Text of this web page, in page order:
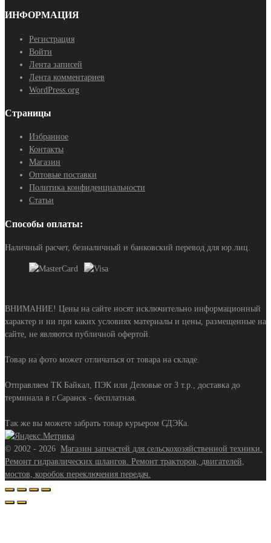
ИНФОРМАЦИЯ
Регистрация
Войти
Лента записей
Лента комментариев
WordPress.org
Страницы
Избранное
Контакты
Магазин
Оптовые поставки
Политика конфиденциальности
Статьи
Способы оплаты:
Наличный расчет, безналичный и банковский перевод для юр.лиц.
ВНИМАНИЕ! Цены на сайте носят исключительно информационный
характер и ни при каких условиях материалы и цены, размещенные на
сайте, не являются публичной офертой.
Товар на фото может отличаться от товара на складе.
Отправляем ТК Байкал, ПЭК или Деловые от 3 т.р., доставка до
терминала в г.Саранск - бесплатная.
Так же вы можете забрать товар курьером СДЭКа.
© 2002 - 2026 Магазин запчастей для сельскохозяйственной техники.
Ремонт гидравлических шлангов. Ремонт тракторов, двигателей,
мостов, коробок переключения передач.